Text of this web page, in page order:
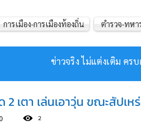
ข่าวจริง ไม่แต่งเติม ค
การเมือง-การเมืองท้องถิ่น ตำรวจ-ทหา
2 เตา เล่นเอาวุ่น ขณะสัป
2